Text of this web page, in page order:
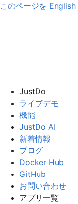
このページを English
JustDo
ライブデモ
機能
JustDo AI
新着情報
ブログ
Docker Hub
GitHub
お問い合わせ
アプリ一覧